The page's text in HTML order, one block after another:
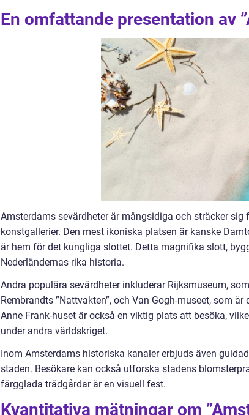
En omfattande presentation av
Amsterdams sevärdheter är mångsidiga och sträcker
konstgallerier. Den mest ikoniska platsen är kanske
är hem för det kungliga slottet. Detta magnifika slott,
Nederländernas rika historia.
Andra populära sevärdheter inkluderar Rijksmuseum,
Rembrandts ”Nattvakten”, och Van Gogh-museet, som
Anne Frank-huset är också en viktig plats att besöka,
under andra världskriget.
Inom Amsterdams historiska kanaler erbjuds även
staden. Besökare kan också utforska stadens
färgglada trädgårdar är en visuell fest.
Kvantitativa mätningar om